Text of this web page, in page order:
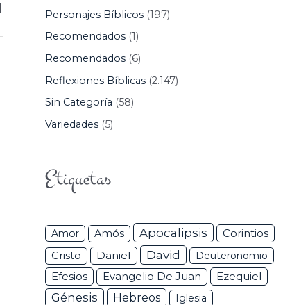
Personajes Bíblicos(197)
Recomendados(1)
Recomendados(6)
Reflexiones Bíblicas(2.147)
Sin Categoría (58)
Variedades(5)
Etiquetas
Amor Amós Apocalipsis Corintios
Cristo Daniel David Deuteronomio
Efesios Evangelio De Juan Ezequiel
Génesis Hebreos Iglesia